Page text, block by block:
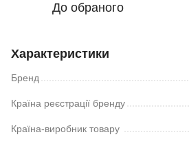
До обраного
Характеристики
Бренд
Країна реєстрації бренду
Країна-виробник товару